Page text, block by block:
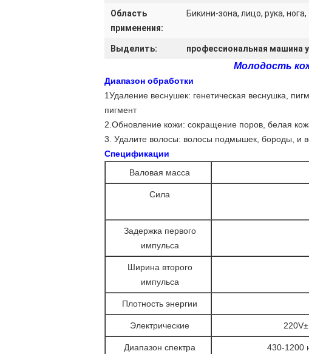
Область
применения:
Бикини-зона, лицо, рука, нога,
Выделить: профессиональная машина
Молодость
Диапазон обработки
1Удаление веснушек: генетическая веснушка,
пигмент
2.Обновление кожи: сокращение поров, белая
3. Удалите волосы: волосы подмышек, бороды, и
Спецификации
Валовая масса
Сила
Задержка первого
импульса
Ширина второго
импульса
Плотность энергии
Электрические
Диапазон спектра
430-1200